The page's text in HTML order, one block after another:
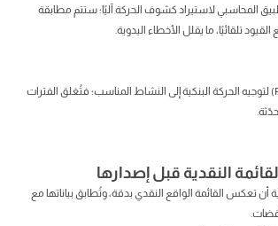
المحاسبي لاستيراد كشوف الحركة آليًا؛ ستتم مطابقة
تلقائيًا، ما يقلل الأخطاء اليدوية.
فعّل قواعد تصنيف (Rules) لتوجيه الحركة البنكية إلى النشاط المناسب؛ فتُغلق الفترات
النقدية قبل إصدارها
أن تعكس القائمة الواقع النقدي بدقة، وتُطابق بياناتها مع